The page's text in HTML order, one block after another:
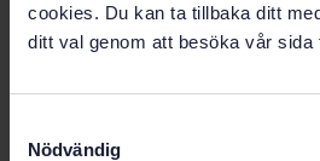
cookies. Du kan ta tillbaka ditt
ditt val genom att besöka vår sida
Nödvändig
Prenumerera på
PDF